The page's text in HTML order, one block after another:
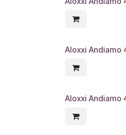
Aloxxi Andiamo
Aloxxi Andiamo